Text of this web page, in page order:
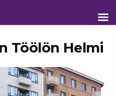
Töölön Helmi